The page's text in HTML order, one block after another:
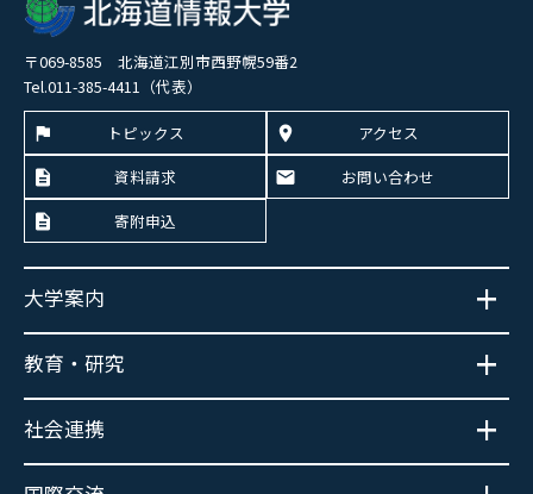
〒069-8585 北海道江別市西野幌59番2
Tel.011-385-4411（代表）
トピックス
アクセス
資料請求
お問い合わせ
寄附申込
大学案内
教育・研究
社会連携